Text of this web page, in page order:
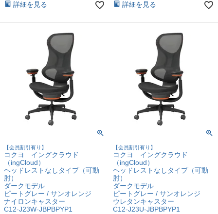
詳細を見る 詳細を見る
【会員割引有り】
コクヨ イングクラウド
（ingCloud）
ヘッドレストなしタイプ（可動
肘）
ダークモデル
ピートグレー / サンオレンジ
ナイロンキャスター
C12-J23W-JBPBPYP1
【会員割引有り】
コクヨ イングクラウド
（ingCloud）
ヘッドレストなしタイプ（可動
肘）
ダークモデル
ピートグレー / サンオレンジ
ウレタンキャスター
C12-J23U-JBPBPYP1